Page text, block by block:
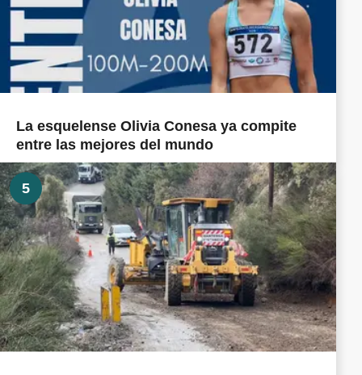
La esquelense Olivia Conesa ya compite
entre las mejores del mundo
5